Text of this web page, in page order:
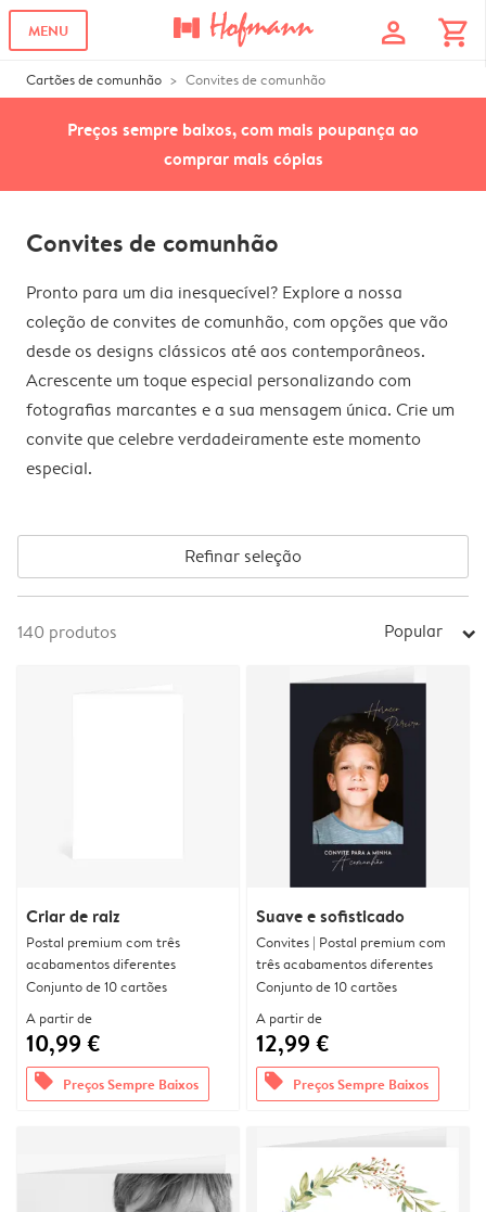
MENU profile shopping_cart
Cartões de comunhão Convites de comunhão
Preços sempre baixos, com mais poupança ao
comprar mais cópias
Convites de comunhão
Pronto para um dia inesquecível? Explore a nossa
coleção de convites de comunhão, com opções que vão
desde os designs clássicos até aos contemporâneos.
Acrescente um toque especial personalizando com
fotografias marcantes e a sua mensagem única. Crie um
convite que celebre verdadeiramente este momento
especial.
Refinar seleção
140 produtos Popular arrow_right
Criar de raiz
Postal premium com três
acabamentos diferentes
Conjunto de 10 cartões
A partir de
10,99 €
offers Preços Sempre Baixos
Suave e sofisticado
Convites | Postal premium com
três acabamentos diferentes
Conjunto de 10 cartões
A partir de
12,99 €
offers Preços Sempre Baixos